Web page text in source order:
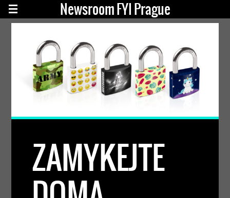
Newsroom FYI Prague
ZAMYKEJTE